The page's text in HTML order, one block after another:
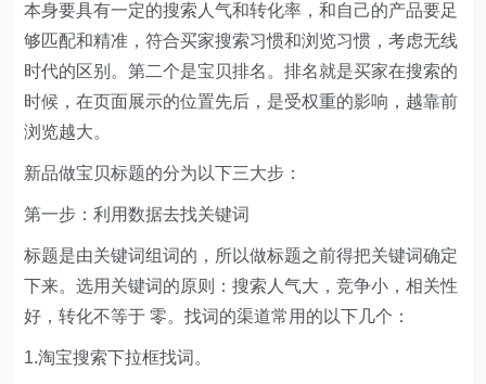
本身要具有一定的搜索人气和转化率，和自己的产品要足
够匹配和精准，符合买家搜索习惯和浏览习惯，考虑无线
时代的区别。第二个是宝贝排名。排名就是买家在搜索的
时候，在页面展示的位置先后，是受权重的影响，越靠前
浏览越大。
新品做宝贝标题的分为以下三大步：
第一步：利用数据去找关键词
标题是由关键词组词的，所以做标题之前得把关键词确定
下来。选用关键词的原则：搜索人气大，竞争小，相关性
好，转化不等于 零。找词的渠道常用的以下几个：
1.淘宝搜索下拉框找词。